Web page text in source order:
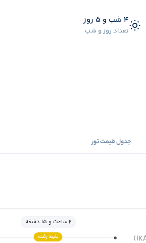
4 شب و 5 روز
تعداد روز و شب
جدول قیمت تور
2 ساعت و 15 دقیقه
بلیط رفت